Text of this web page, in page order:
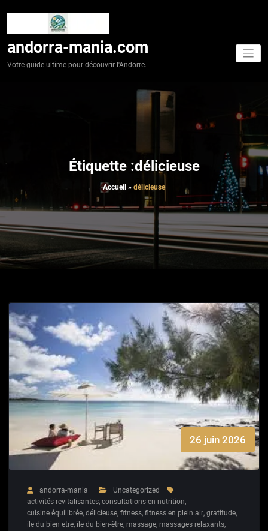
andorra-mania.com
Votre guide ultime pour découvrir l'Andorre.
Étiquette :délicieuse
Accueil » délicieuse
26 juin 2026
andorra-mania
Uncategorized
activités revitalisantes, consultations en nutrition,
cuisine équilibrée, délicieuse, fitness, fitness en plein air, gratitude,
ile du bien etre, île du bien-être, massage, massages relaxants,